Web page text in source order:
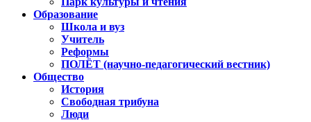
Образование
Школа и вуз
Учитель
Реформы
ПОЛЁТ (научно-педагогический вестник)
Общество
История
Свободная трибуна
Люди